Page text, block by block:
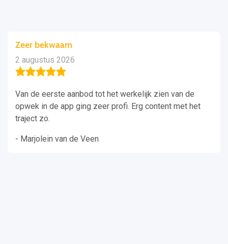
Zeer bekwaam
2 augustus 2026
Van de eerste aanbod tot het werkelijk zien van de
opwek in de app ging zeer profi. Erg content met het
traject zo.
- Marjolein van de Veen